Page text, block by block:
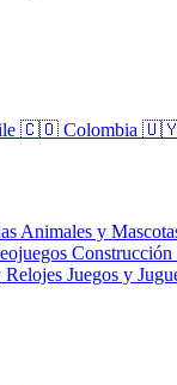
🇨🇴 Colombia 🇺🇾
Animales y
Construcción
Relojes Juegos y